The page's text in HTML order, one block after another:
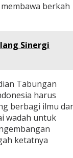
berkah
Sinergi
Tabungan
harus
berbagi ilmu
wadah untuk
ketatnya